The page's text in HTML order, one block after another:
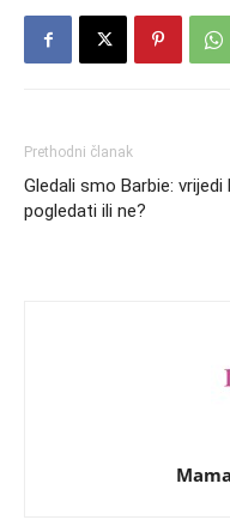
Prethodni članak
Gledali smo Barbie: vrijedi
pogledati ili ne?